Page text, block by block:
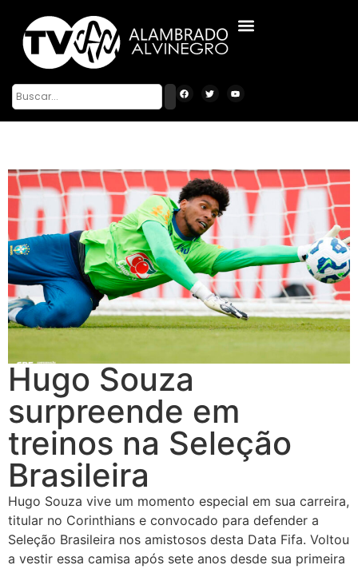
Hugo Souza
surpreende em
treinos na Seleção
Brasileira
Hugo Souza vive um momento especial em sua carreira,
titular no Corinthians e convocado para defender a
Seleção Brasileira nos amistosos desta Data Fifa. Voltou
a vestir essa camisa após sete anos desde sua primeira